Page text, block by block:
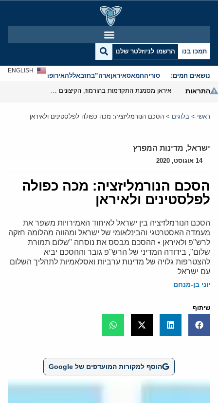
תמכו בנו הרשמו לניוזלטר שלנו
נושאים חמים: סוריהחמאסאיראןארה”בחזבאללהאירופהאנטישמיות
ENGLISH
התראות
ראשי > בלוגים > הסכם הנורמליזציה: מכה כפולה לפלסטינים ולאיראן
ישראל, מדינות המפרץ
14 אוגוסט, 2020
הסכם הנורמליזציה: מכה כפולה
לפלסטינים ולאיראן
הסכם הנורמלזיציה בין ישראל לאיחוד האמירויות משפר את
מעמדה האסטרטגי והבינלאומי של ישראל ומהווה מהלומה חזקה
לרש"פ ולאיראן • ההסכם מבסס את נוסחה "שלום תמורת
שלום", בידודה המדיני של הרש"פ גובר וההסכם יביא
להצטרפות גלויה של מדינות ערביות ואסלאמיות לתהליך השלום
עם ישראל
יוני בן-מנחם
שיתוף
הוסף למקורות המועדפים של Google